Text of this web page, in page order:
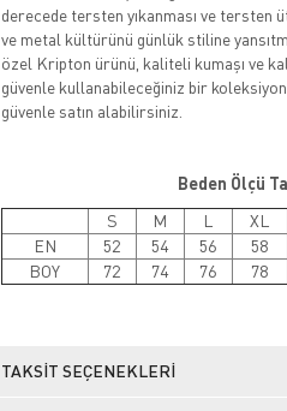
derecede tersten yıkanması ve tersten
ve metal kültürünü günlük stiline
özel Kripton ürünü, kaliteli kumaşı ve
güvenle kullanabileceğiniz bir
güvenle satın alabilirsiniz.
Beden Ölçü
S
M L XL
EN
52 54 56 58
BOY
72 74 76 78
TAKSIT SEÇENEKLERI